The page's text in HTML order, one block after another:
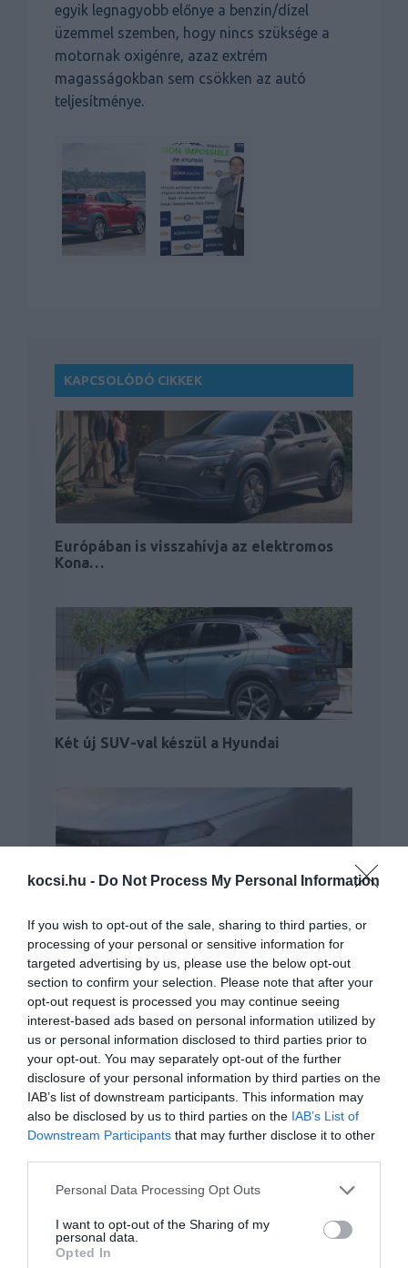
kocsi.hu - Do Not Process My Personal Information
If you wish to opt-out of the sale, sharing to third parties, or
processing of your personal or sensitive information for
targeted advertising by us, please use the below opt-out
section to confirm your selection. Please note that after your
opt-out request is processed you may continue seeing
interest-based ads based on personal information utilized by
us or personal information disclosed to third parties prior to
your opt-out. You may separately opt-out of the further
disclosure of your personal information by third parties on the
IAB’s list of downstream participants. This information may
also be disclosed by us to third parties on the IAB’s List of
Downstream Participants that may further disclose it to other
Please note that this website/app uses one or more Google
not limited to your visit or usage behaviour. You may click to
grant or deny consent to Google and its third-party tags to
use your data for below specified purposes in below Google
Personal Data Processing Opt Outs
I want to opt-out of the Sharing of my
personal data.
Opted In
egyik legnagyobb előnye a benzin/dízel
üzemmel szemben, hogy nincs szüksége a
motornak oxigénre, azaz extrém
magasságokban sem csökken az autó
teljesítménye.
KAPCSOLÓDÓ CIKKEK
Európában is visszahívja az elektromos
Kona…
Két új SUV-val készül a Hyundai
Generációváltás előtt a népszerű SUV:
Megmutatkozott…
Letisztultabb, de egyben sportosabb is
lesz a Hyundai Kona